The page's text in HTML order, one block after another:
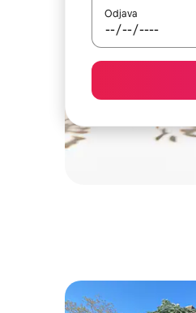
Odjava